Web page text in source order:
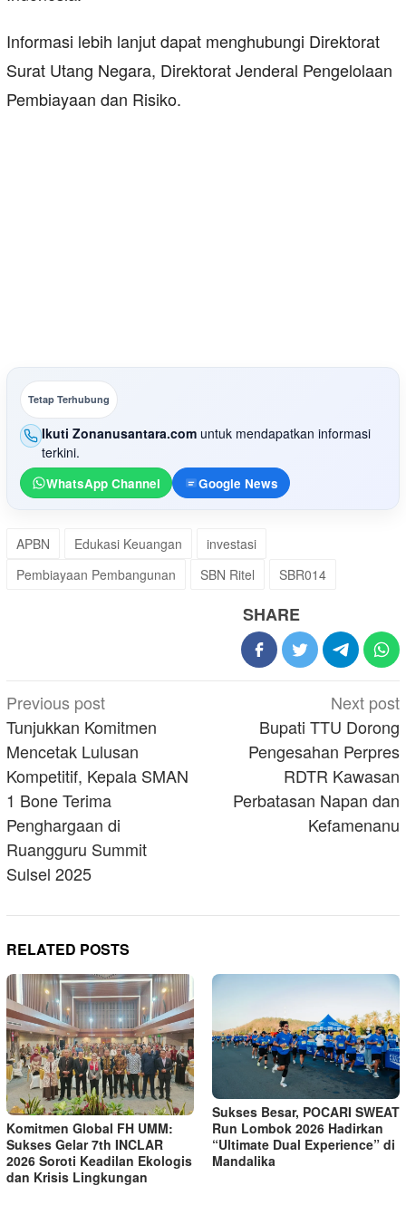
Informasi lebih lanjut dapat menghubungi Direktorat
Surat Utang Negara, Direktorat Jenderal Pengelolaan
Pembiayaan dan Risiko.
Tetap Terhubung
Ikuti Zonanusantara.com untuk mendapatkan informasi
terkini.
WhatsApp Channel Google News
APBN Edukasi Keuangan
investasi
Pembiayaan Pembangunan
SBN Ritel SBR014
SHARE
Post
navigation
Previous post
Tunjukkan Komitmen
Mencetak Lulusan
Kompetitif, Kepala SMAN
1 Bone Terima
Penghargaan di
Ruangguru Summit
Sulsel 2025
Next post
Bupati TTU Dorong
Pengesahan Perpres
RDTR Kawasan
Perbatasan Napan dan
Kefamenanu
RELATED POSTS
Komitmen Global FH UMM:
Sukses Gelar 7th INCLAR
2026 Soroti Keadilan Ekologis
dan Krisis Lingkungan
Sukses Besar, POCARI SWEAT
Run Lombok 2026 Hadirkan
“Ultimate Dual Experience” di
Mandalika